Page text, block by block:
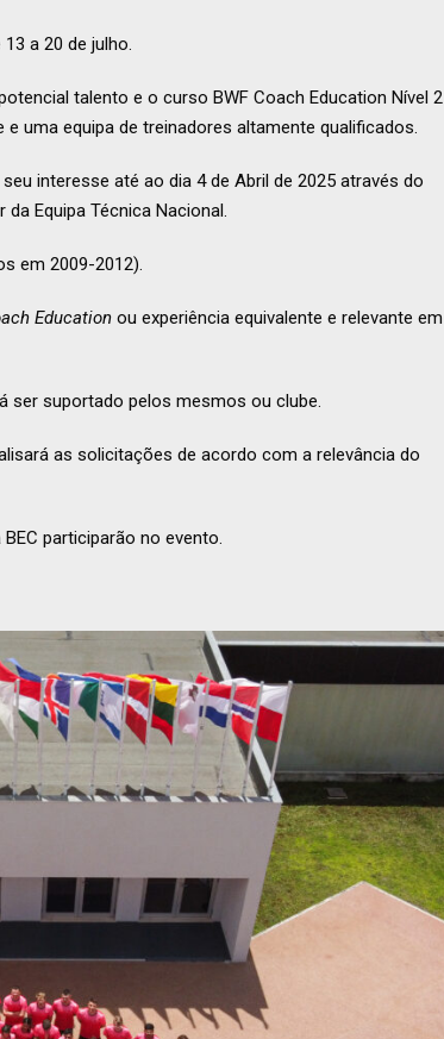
a 20 de julho.
talento e o curso BWF Coach Education Nível 2
uma equipa de treinadores altamente qualificados.
interesse até ao dia 4 de Abril de 2025 através do
Equipa Técnica Nacional.
em 2009-2012).
Education ou experiência equivalente e relevante em
ser suportado pelos mesmos ou clube.
as solicitações de acordo com a relevância do
participarão no evento.